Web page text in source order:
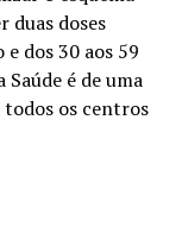
duas doses
dos 30 aos 59
é de uma
os centros